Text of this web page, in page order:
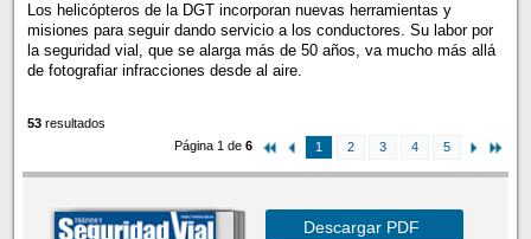
Los helicópteros de la DGT incorporan nuevas herramientas y
misiones para seguir dando servicio a los conductores. Su labor por
la seguridad vial, que se alarga más de 50 años, va mucho más allá
de fotografiar infracciones desde al aire.
53resultados
Página 1 de6 1 2 3 4 5
Descargar PDF